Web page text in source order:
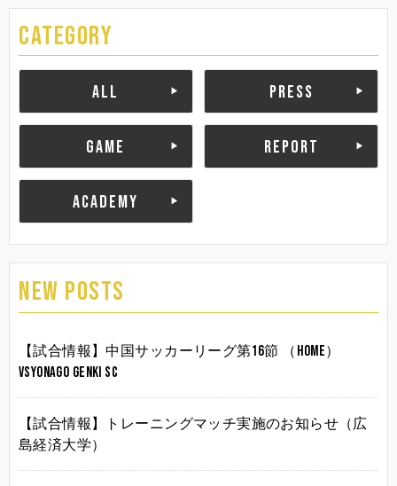
CATEGORY
ALL PRESS
GAME REPORT
ACADEMY
NEW POSTS
【試合情報】中国サッカーリーグ第16節 （HOME）
vsYonago Genki SC
【試合情報】トレーニングマッチ実施のお知らせ（広
島経済大学）